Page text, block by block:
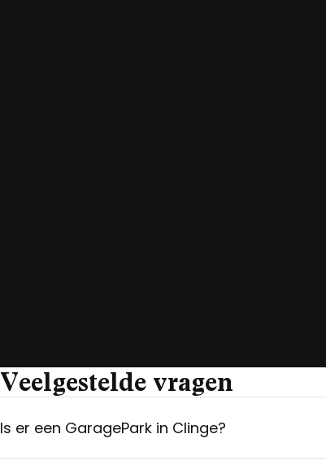
Veelgestelde vragen
Is er een GaragePark in Clinge?